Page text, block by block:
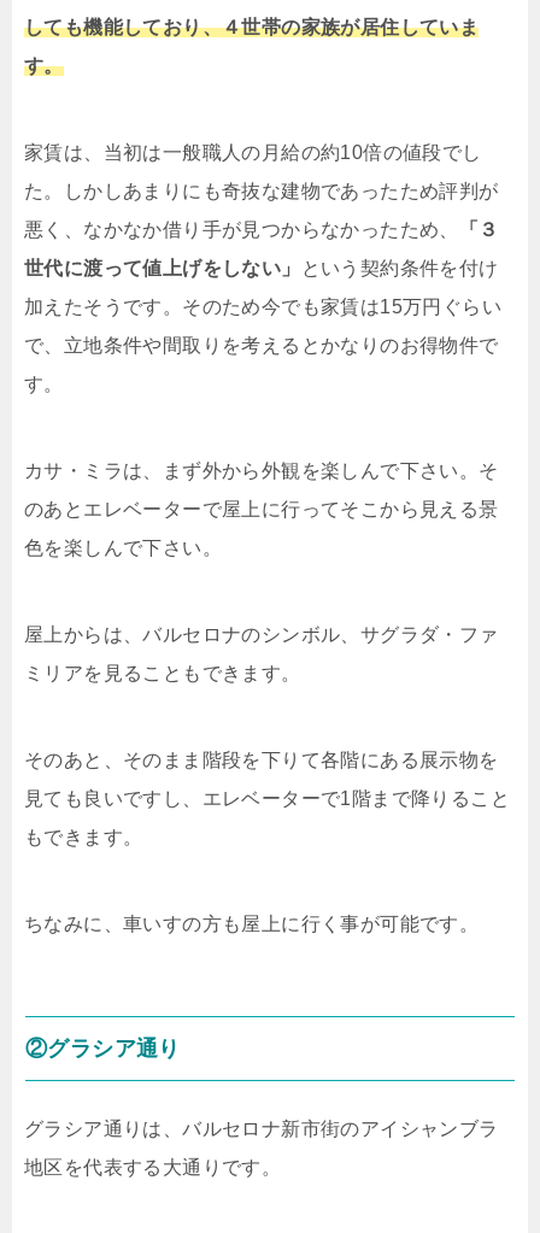
しても機能しており、４世帯の家族が居住していま
す。
家賃は、当初は一般職人の月給の約10倍の値段でし
た。しかしあまりにも奇抜な建物であったため評判が
悪く、なかなか借り手が見つからなかったため、
「３
世代に渡って値上げをしない」
という契約条件を付け
加えたそうです。そのため今でも家賃は15万円ぐらい
で、立地条件や間取りを考えるとかなりのお得物件で
す。
カサ・ミラは、まず外から外観を楽しんで下さい。そ
のあとエレベーターで屋上に行ってそこから見える景
色を楽しんで下さい。
屋上からは、バルセロナのシンボル、サグラダ・ファ
ミリアを見ることもできます。
そのあと、そのまま階段を下りて各階にある展示物を
見ても良いですし、エレベーターで1階まで降りること
もできます。
ちなみに、車いすの方も屋上に行く事が可能です。
②グラシア通り
グラシア通りは、バルセロナ新市街のアイシャンブラ
地区を代表する大通りです。